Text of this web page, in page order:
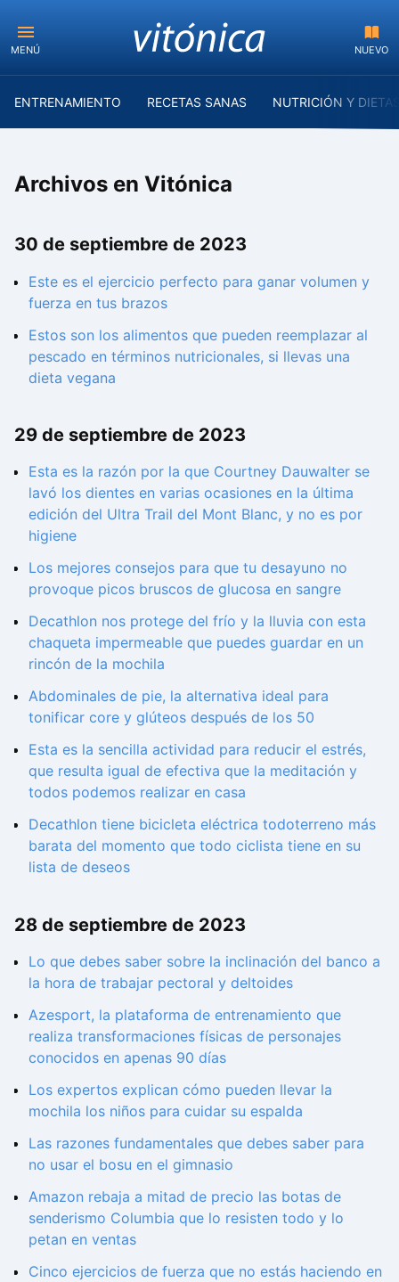
MENÚ NUEVO
ENTRENAMIENTO RECETAS SANAS NUTRICIÓN Y
Archivos en Vitónica
30 de septiembre de 2023
Este es el ejercicio perfecto para ganar volumen y
fuerza en tus brazos
Estos son los alimentos que pueden reemplazar al
pescado en términos nutricionales, si llevas una
dieta vegana
29 de septiembre de 2023
Esta es la razón por la que Courtney Dauwalter se
lavó los dientes en varias ocasiones en la última
edición del Ultra Trail del Mont Blanc, y no es por
higiene
Los mejores consejos para que tu desayuno no
provoque picos bruscos de glucosa en sangre
Decathlon nos protege del frío y la lluvia con esta
chaqueta impermeable que puedes guardar en un
rincón de la mochila
Abdominales de pie, la alternativa ideal para
tonificar core y glúteos después de los 50
Esta es la sencilla actividad para reducir el estrés,
que resulta igual de efectiva que la meditación y
todos podemos realizar en casa
Decathlon tiene bicicleta eléctrica todoterreno más
barata del momento que todo ciclista tiene en su
lista de deseos
28 de septiembre de 2023
Lo que debes saber sobre la inclinación del banco a
la hora de trabajar pectoral y deltoides
Azesport, la plataforma de entrenamiento que
realiza transformaciones físicas de personajes
conocidos en apenas 90 días
Los expertos explican cómo pueden llevar la
mochila los niños para cuidar su espalda
Las razones fundamentales que debes saber para
no usar el bosu en el gimnasio
Amazon rebaja a mitad de precio las botas de
senderismo Columbia que lo resisten todo y lo
petan en ventas
Cinco ejercicios de fuerza que no estás haciendo en